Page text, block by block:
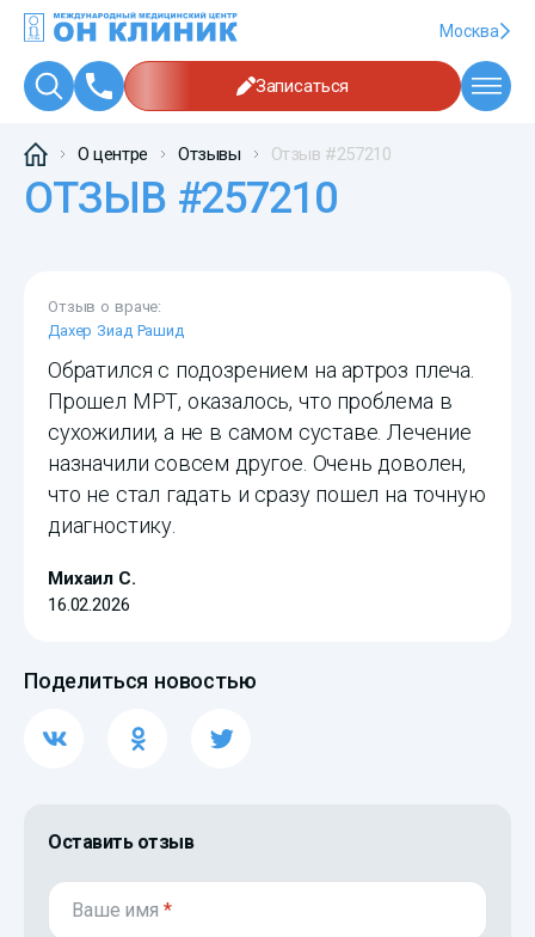
Москва
Записаться
О центре Отзывы Отзыв #257210
ОТЗЫВ #257210
Отзыв о враче:
Дахер Зиад Рашид
Обратился с подозрением на артроз плеча.
Прошел МРТ, оказалось, что проблема в
сухожилии, а не в самом суставе. Лечение
назначили совсем другое. Очень доволен,
что не стал гадать и сразу пошел на точную
диагностику.
Михаил С.
16.02.2026
Поделиться новостью
Оставить отзыв
Ваше имя *